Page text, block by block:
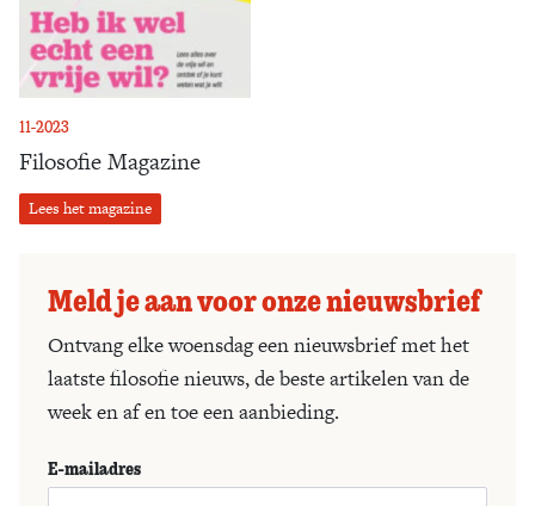
11-2023
Filosofie Magazine
Lees het magazine
Meld je aan voor onze nieuwsbrief
Ontvang elke woensdag een nieuwsbrief met het
laatste filosofie nieuws, de beste artikelen van de
week en af en toe een aanbieding.
E-mailadres